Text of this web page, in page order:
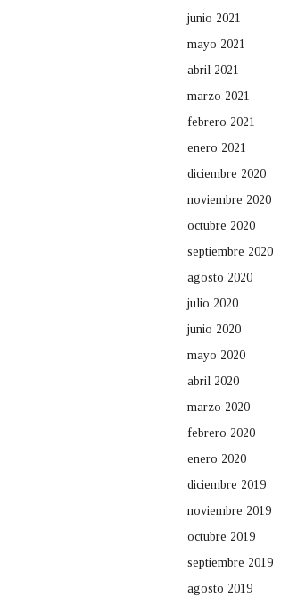
junio 2021
mayo 2021
abril 2021
marzo 2021
febrero 2021
enero 2021
diciembre 2020
noviembre 2020
octubre 2020
septiembre 2020
agosto 2020
julio 2020
junio 2020
mayo 2020
abril 2020
marzo 2020
febrero 2020
enero 2020
diciembre 2019
noviembre 2019
octubre 2019
septiembre 2019
agosto 2019